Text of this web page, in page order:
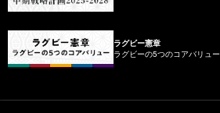
ラグビー憲章
ラグビーの5つのコアバリュー